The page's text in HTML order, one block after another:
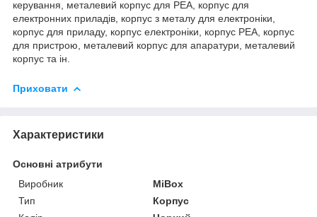
керування, металевий корпус для РЕА, корпус для
електронних приладів, корпус з металу для електроніки,
корпус для приладу, корпус електроніки, корпус РЕА, корпус
для пристрою, металевий корпус для апаратури, металевий
корпус та ін.
Приховати
Характеристики
Основні атрибути
Виробник
MiBox
Тип
Корпус